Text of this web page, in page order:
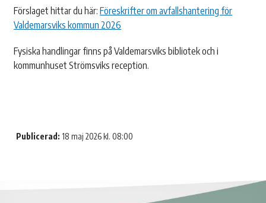
Förslaget hittar du här:Föreskrifter om avfallshantering för
Valdemarsviks kommun 2026
Fysiska handlingar finns på Valdemarsviks bibliotek och i
kommunhuset Strömsviks reception.
Publicerad: 18 maj 2026 kl. 08:00